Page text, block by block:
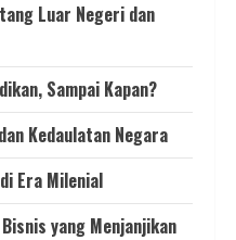
Luar Negeri dan
Sampai Kapan?
Kedaulatan Negara
Era Milenial
yang Menjanjikan